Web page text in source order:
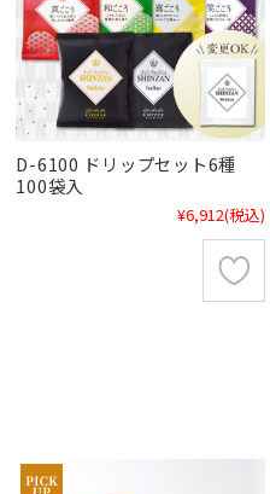
D-6100 ドリップセット6種
100袋入
¥6,912(税込)